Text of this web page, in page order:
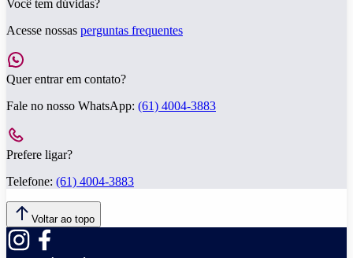
Você tem dúvidas?
Acesse nossas perguntas frequentes
Quer entrar em contato?
Fale no nosso WhatsApp: (61) 4004-3883
Prefere ligar?
Telefone: (61) 4004-3883
Voltar ao topo